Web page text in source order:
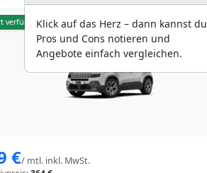
verfügbar
€/ mtl. inkl. MwSt.
Klick auf das Herz – dann kannst du
Pros und Cons notieren und
Angebote einfach vergleichen.